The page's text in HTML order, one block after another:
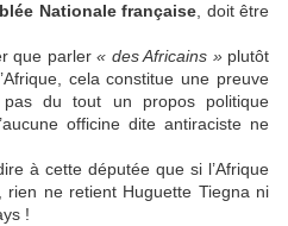
Nationale française , doit être
que parler « des Africains »plutôt
cela constitue une preuve
du tout un propos politique
officine dite antiraciste ne
à cette députée que si l’Afrique
ne retient Huguette Tiegna ni
!